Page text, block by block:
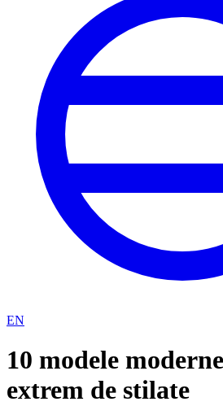
EN
10 modele
extrem de stilate